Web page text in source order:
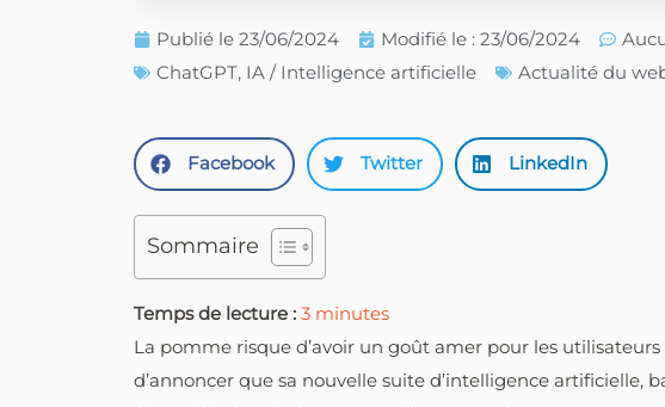
Publié le 23/06/2024 Modifié le : 23/06/2024
ChatGPT, IA / Intelligence artificielle Actualité du
Facebook Twitter LinkedIn
Sommaire
Temps de lecture : 3 minutes
La pomme risque d’avoir un goût amer pour les utilisateurs
d’annoncer que sa nouvelle suite d’intelligence artificielle,